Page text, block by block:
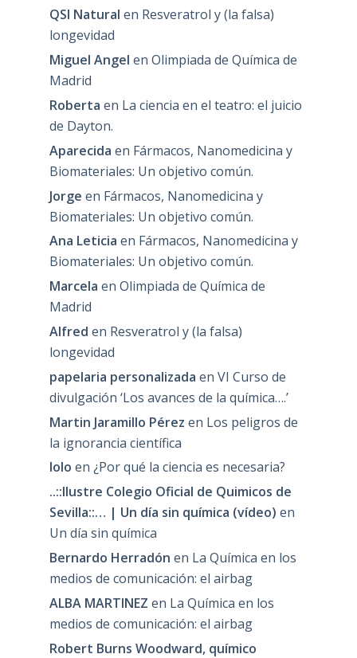
QSI Natural en Resveratrol y (la falsa)
longevidad
Miguel Angel en Olimpiada de Química de
Madrid
Roberta en La ciencia en el teatro: el juicio
de Dayton.
Aparecida en Fármacos, Nanomedicina y
Biomateriales: Un objetivo común.
Jorge en Fármacos, Nanomedicina y
Biomateriales: Un objetivo común.
Ana Leticia en Fármacos, Nanomedicina y
Biomateriales: Un objetivo común.
Marcela en Olimpiada de Química de
Madrid
Alfred en Resveratrol y (la falsa)
longevidad
papelaria personalizada en VI Curso de
divulgación ‘Los avances de la química….’
Martin Jaramillo Pérez en Los peligros de
la ignorancia científica
lolo en ¿Por qué la ciencia es necesaria?
..::Ilustre Colegio Oficial de Quimicos de
Sevilla::… | Un día sin química (vídeo) en
Un día sin química
Bernardo Herradón en La Química en los
medios de comunicación: el airbag
ALBA MARTINEZ en La Química en los
medios de comunicación: el airbag
Robert Burns Woodward, químico